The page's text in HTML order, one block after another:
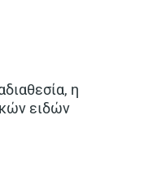
η
ειδών